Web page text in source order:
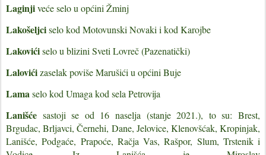
Laginjiveće selo u općini Žminj
Lakošeljciselo kod Motovunski Novaki i kod Karojbe
Lakovićiselo u blizini Sveti Lovreč (Pazenatički)
Lalovićizaselak poviše Marušići u općini Buje
Lamaselo kod Umaga kod sela Petrovija
Lanišće sastoji se od 16 naselja (stanje 2021.), to su: Brest,
Brgudac, Brljavci, Černehi, Dane, Jelovice, Klenovšćak, Kropinjak,
Lanišće, Podgaće, Prapoće, Račja Vas, Rašpor, Slum, Trstenik i